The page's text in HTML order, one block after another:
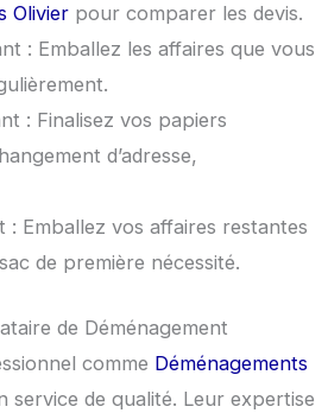
Olivier pour comparer les devis.
: Emballez les affaires que vous
: Finalisez vos papiers
d’adresse,
: Emballez vos affaires restantes
de première nécessité.
de Déménagement
comme Déménagements
service de qualité. Leur expertise